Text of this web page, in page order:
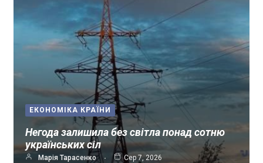
ЕКОНОМІКА КРАЇНИ
Негода залишила без світла понад сотню
українських сіл
Марія Тарасенко Сер 7, 2026